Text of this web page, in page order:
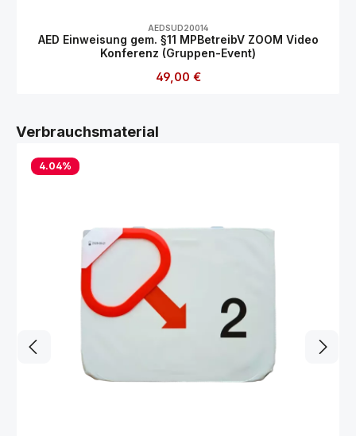
AEDSUD20014
AED Einweisung gem. §11 MPBetreibV ZOOM Video
Konferenz (Gruppen-Event)
Regulärer Preis:
49,00 €
Verbrauchsmaterial
4.04%